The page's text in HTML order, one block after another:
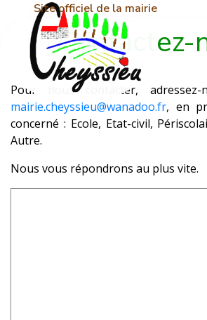
Site officiel de la mairie
Contactez-
Pour nous contacter,
mairie.cheyssieu@wanadoo.fr, en
concerné : Ecole, Etat-civil,
Autre.
Nous vous répondrons au plus vite.